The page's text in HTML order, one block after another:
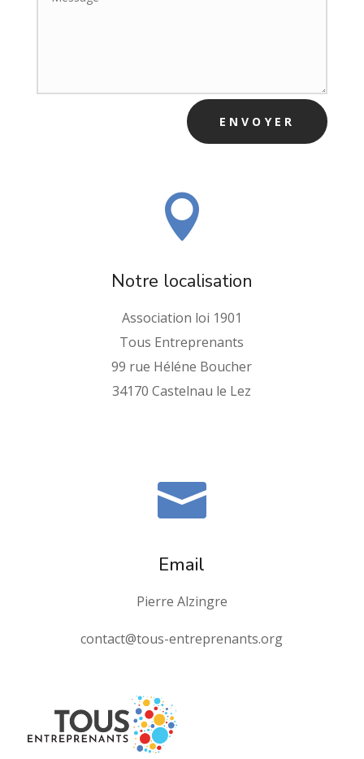
ENVOYER

Notre localisation
Association loi 1901
Tous Entreprenants
99 rue Héléne Boucher
34170 Castelnau le Lez

Email
Pierre Alzingre
contact@tous-entreprenants.org